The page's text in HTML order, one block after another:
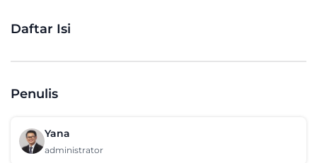
Daftar Isi
Penulis
Yana
administrator